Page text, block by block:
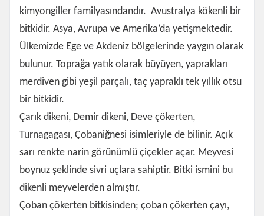
kimyongiller familyasındandır. Avustralya kökenli bir
bitkidir. Asya, Avrupa ve Amerika’da yetişmektedir.
Ülkemizde Ege ve Akdeniz bölgelerinde yaygın olarak
bulunur. Toprağa yatık olarak büyüyen, yaprakları
merdiven gibi yeşil parçalı, taç yapraklı tek yıllık otsu
bir bitkidir.
Çarık dikeni, Demir dikeni, Deve çökerten,
Turnagagası, Çobaniğnesi isimleriyle de bilinir. Açık
sarı renkte narin görünümlü çiçekler açar. Meyvesi
boynuz şeklinde sivri uçlara sahiptir. Bitki ismini bu
dikenli meyvelerden almıştır.
Çoban çökerten bitkisinden; çoban çökerten çayı,